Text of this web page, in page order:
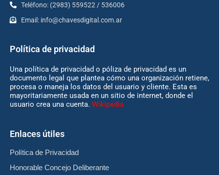
Teléfono: (2983) 559522 / 536006
Email: info@chavesdigital.com.ar
Política de privacidad
Una política de privacidad o póliza de privacidad es un
documento legal que plantea cómo una organización retiene,
procesa o maneja los datos del usuario y cliente. Esta es
mayoritariamente usada en un sitio de internet, donde el
usuario crea una cuenta. Wikipedia
Enlaces útiles
Política de Privacidad
Honorable Concejo Deliberante